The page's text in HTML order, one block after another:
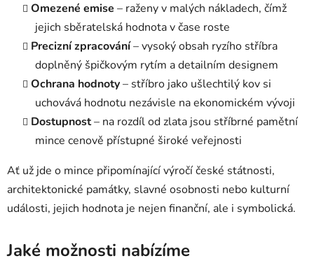
Omezené emise – raženy v malých nákladech, čímž
jejich sběratelská hodnota v čase roste
Precizní zpracování– vysoký obsah ryzího stříbra
doplněný špičkovým rytím a detailním designem
Ochrana hodnoty– stříbro jako ušlechtilý kov si
uchovává hodnotu nezávisle na ekonomickém vývoji
Dostupnost– na rozdíl od zlata jsou stříbrné pamětní
mince cenově přístupné široké veřejnosti
Ať už jde o mince připomínající výročí české státnosti,
architektonické památky, slavné osobnosti nebo kulturní
události, jejich hodnota je nejen finanční, ale i symbolická.
Jaké možnosti nabízíme